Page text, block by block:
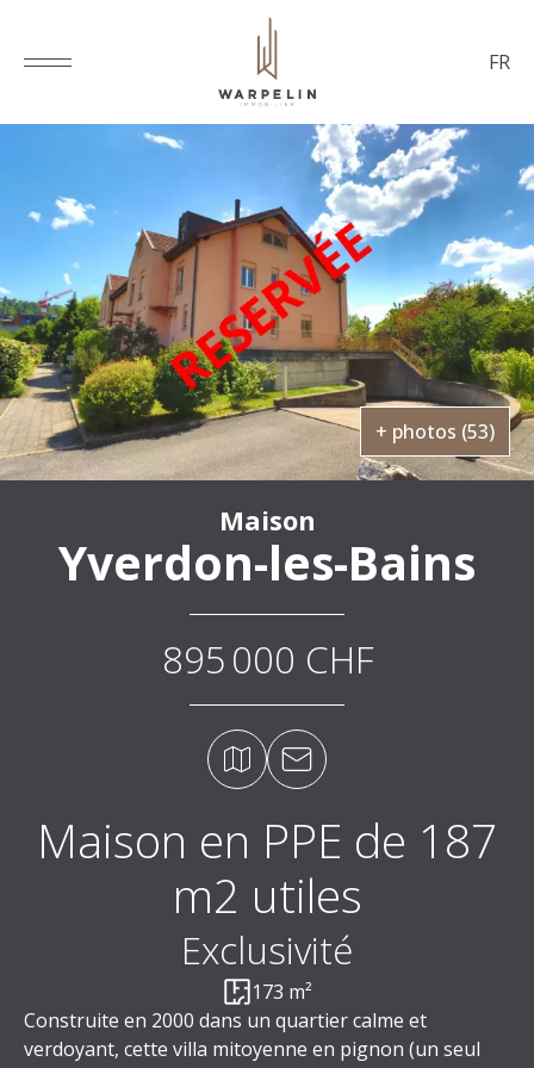
FR
+ photos (53)
Maison
Yverdon-les-Bains
895 000 CHF
Maison en PPE de 187
m2 utiles
Exclusivité
173 m²
Construite en 2000 dans un quartier calme et
verdoyant, cette villa mitoyenne en pignon (un seul